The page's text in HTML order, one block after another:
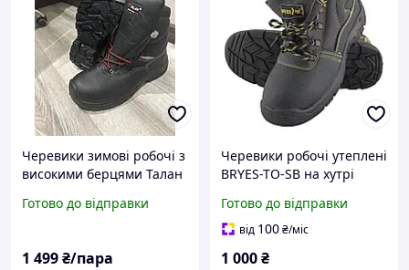
Черевики зимові робочі з
високими берцями Талан
Готово до відправки
1 499₴/пара
Черевики робочі утеплені
BRYES-TO-SB на хутрі
Готово до відправки
від 100₴/міс
1 000₴